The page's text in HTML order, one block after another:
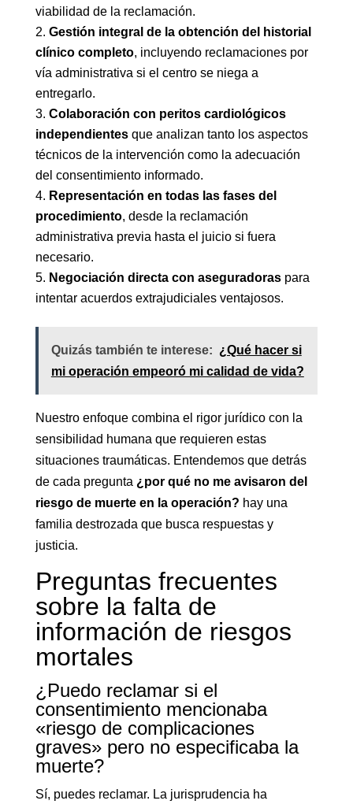
viabilidad de la reclamación.
Gestión integral de la obtención del historial
clínico completo, incluyendo reclamaciones por
vía administrativa si el centro se niega a
entregarlo.
Colaboración con peritos cardiológicos
independientesque analizan tanto los aspectos
técnicos de la intervención como la adecuación
del consentimiento informado.
Representación en todas las fases del
procedimiento, desde la reclamación
administrativa previa hasta el juicio si fuera
necesario.
Negociación directa con aseguradoraspara
intentar acuerdos extrajudiciales ventajosos.
Quizás también te interese: ¿Qué hacer si
mi operación empeoró mi calidad de vida?
Nuestro enfoque combina el rigor jurídico con la
sensibilidad humana que requieren estas
situaciones traumáticas. Entendemos que detrás
de cada pregunta ¿por qué no me avisaron del
riesgo de muerte en la operación? hay una
familia destrozada que busca respuestas y
justicia.
Preguntas frecuentes
sobre la falta de
información de riesgos
mortales
¿Puedo reclamar si el
consentimiento mencionaba
«riesgo de complicaciones
graves» pero no especificaba la
muerte?
Sí, puedes reclamar. La jurisprudencia ha